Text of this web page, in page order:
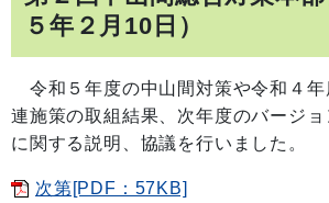
５年２月10日）
令和５年度の中山間対策や令和４年
連施策の取組結果、次年度のバージ
に関する説明、協議を行いました。
次第[PDF：57KB]